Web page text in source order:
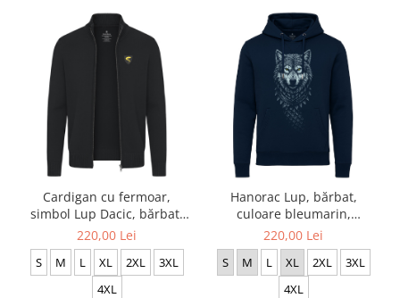
Cardigan cu fermoar,
simbol Lup Dacic, bărbat,
culoare neagră CDAC117
220,00 Lei
S M L XL 2XL
3XL
4XL
Hanorac Lup, bărbat,
culoare bleumarin,
CDAC120
220,00 Lei
S M L XL 2XL
3XL
4XL